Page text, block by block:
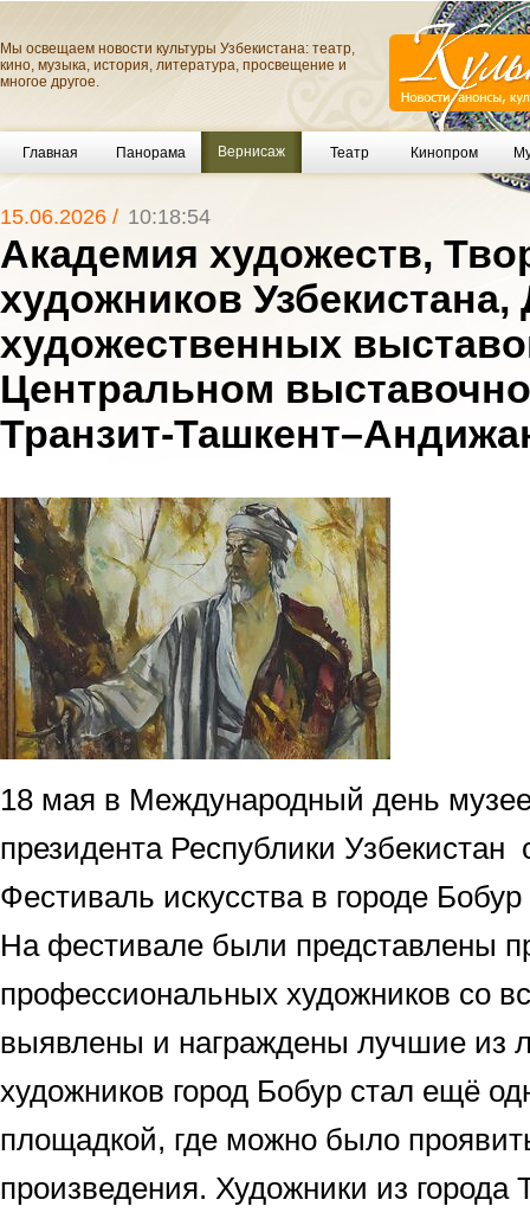
Мы освещаем новости культуры Узбекистана: театр,
кино, музыка, история, литература, просвещение и
многое другое.
Главная Панорама Вернисаж Театр Кинопром
15.06.2026 / 10:18:54
Академия художеств,
художников Узбекистана,
художественных
Центральном
Транзит-
18 мая в Международный день
президента Республики Узбекистан
Фестиваль искусства в городе
На фестивале были представлены
профессиональных художников со
выявлены и награждены лучшие из
художников город Бобур стал ещё
площадкой, где можно было
произведения. Художники из города